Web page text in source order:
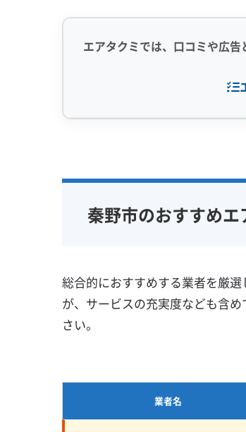
道路から室内に入り込んだ油
では取れない頑固な汚れとカ
秦野市のエアコン汚れの主な原
そして、盆地特有の空気がこも
った粘り気の強い、黒いゲル状
この汚れはカビの栄養源になる
うことさえあります。
汚れが残ったまま防カビコーテ
エアタクミでは、口コミや広
完全分解洗浄
部分クリーニング
家庭用エアコン
業務用エアコン
秦野市のおすすめ
総合的におすすめする業者を厳選
が、サービスの充実度なども含
さい。
業者名